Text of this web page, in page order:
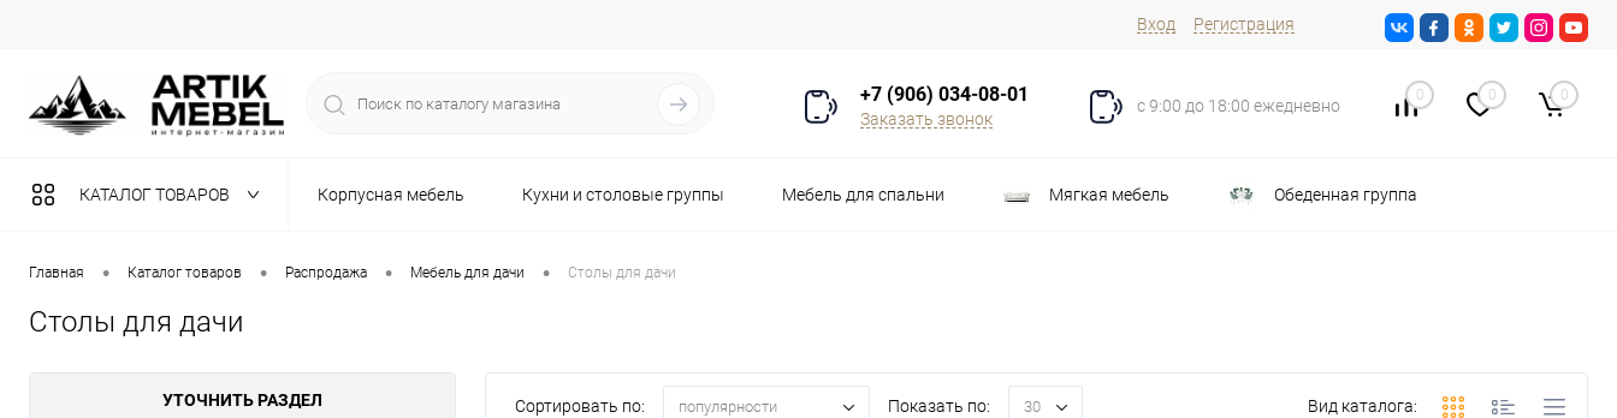
Вход Регистрация
+7 (906) 034-08-01
Заказать звонок
с 9:00 до 18:00 ежедневно
0 0 0
КАТАЛОГ ТОВАРОВ Корпусная мебель Кухни и столовые группы Мебель для спальни Мягкая мебель Обеденная группа
Разная мебель Распродажа
Главная • Каталог товаров • Распродажа • Мебель для дачи • Столы для дачи
Столы для дачи
УТОЧНИТЬ РАЗДЕЛ Сортировать по: популярности Показать по: 30 Вид каталога: